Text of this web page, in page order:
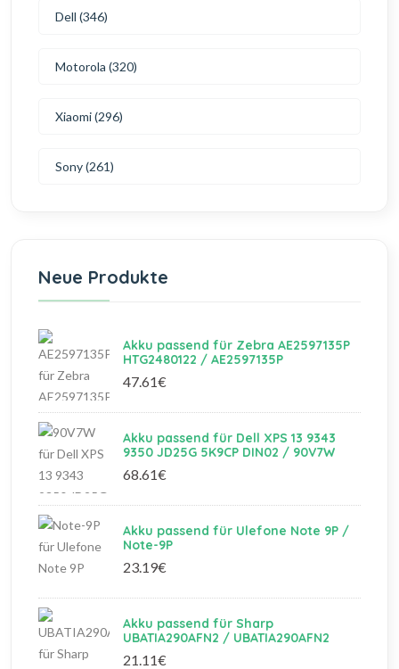
Dell (346)
Motorola (320)
Xiaomi (296)
Sony (261)
Neue Produkte
Akku passend für Zebra AE2597135P
HTG2480122 / AE2597135P
47.61€
Akku passend für Dell XPS 13 9343
9350 JD25G 5K9CP DIN02 / 90V7W
68.61€
Akku passend für Ulefone Note 9P /
Note-9P
23.19€
Akku passend für Sharp
UBATIA290AFN2 / UBATIA290AFN2
21.11€